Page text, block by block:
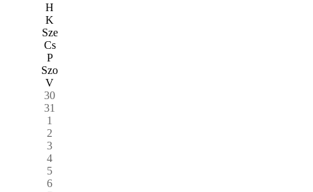
H
K
Sze
Cs
P
Szo
V
30
31
1
2
3
4
5
6